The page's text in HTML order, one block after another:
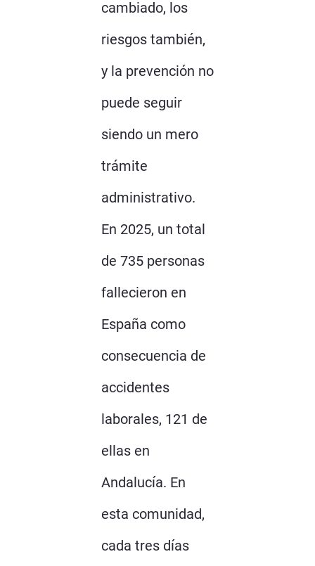
cambiado, los
riesgos también,
y la prevención no
puede seguir
siendo un mero
trámite
administrativo.
En 2025, un total
de 735 personas
fallecieron en
España como
consecuencia de
accidentes
laborales, 121 de
ellas en
Andalucía. En
esta comunidad,
cada tres días